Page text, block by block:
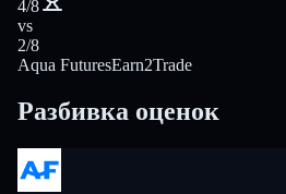
4/8
vs
2/8
Aqua FuturesEarn2Trade
Разбивка оценок